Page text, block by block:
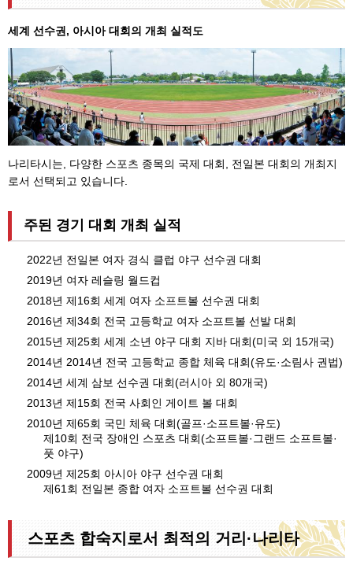
세계 선수권, 아시아 대회의 개최 실적도
나리타시는, 다양한 스포츠 종목의 국제 대회, 전일본 대회의 개최지
로서 선택되고 있습니다.
주된 경기 대회 개최 실적
2022년 전일본 여자 경식 클럽 야구 선수권 대회
2019년 여자 레슬링 월드컵
2018년 제16회 세계 여자 소프트볼 선수권 대회
2016년 제34회 전국 고등학교 여자 소프트볼 선발 대회
2015년 제25회 세계 소년 야구 대회 지바 대회(미국 외 15개국)
2014년 2014년 전국 고등학교 종합 체육 대회(유도·소림사 권법)
2014년 세계 삼보 선수권 대회(러시아 외 80개국)
2013년 제15회 전국 사회인 게이트 볼 대회
2010년 제65회 국민 체육 대회(골프·소프트볼·유도)
제10회 전국 장애인 스포츠 대회(소프트볼·그랜드 소프트볼·
풋 야구)
2009년 제25회 아시아 야구 선수권 대회
제61회 전일본 종합 여자 소프트볼 선수권 대회
스포츠 합숙지로서 최적의 거리·나리타